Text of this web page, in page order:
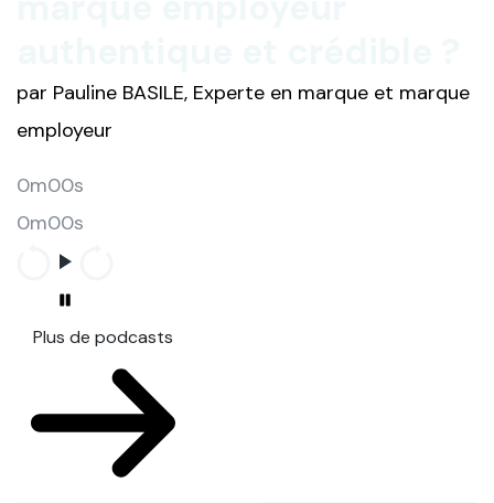
par Pauline BASILE, Experte en marque et marque
employeur
0m00s
0m00s
Plus de podcasts